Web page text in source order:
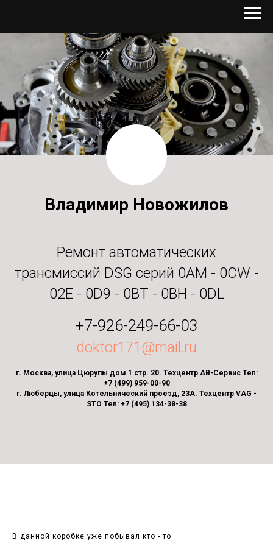
Владимир Новожилов
Ремонт автоматических
трансмиссий DSG серий 0AM - 0CW -
02E - 0D9 - 0BT - 0BH - 0DL
+7-926-249-66-03
doktor171@mail.ru
г. Москва, улица Цюрупы дом 1 стр. 20. Техцентр АВ-Сервис Тел:
+7 (499) 959-00-90
г. Люберцы, улица Котельнический проезд, 23А. Техцентр VAG -
STO Тел: +7 (495) 134-38-38
В данной коробке уже побывал кто - то